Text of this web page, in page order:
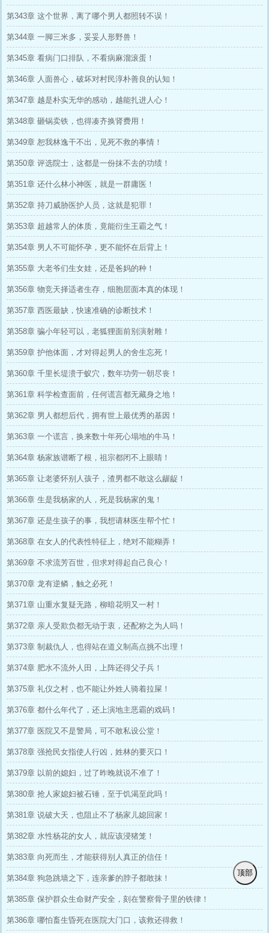
第343章 这个世界，离了哪个男人都照转不误！
第344章 一脚三米多，妥妥人形野兽！
第345章 看病门口排队，不看病麻溜滚蛋！
第346章 人面兽心，破坏对村民淳朴善良的认知！
第347章 越是朴实无华的感动，越能扎进人心！
第348章 砸锅卖铁，也得凑齐换肾费用！
第349章 恕我林逸干不出，见死不救的事情！
第350章 评选院士，这都是一份抹不去的功绩！
第351章 还什么林小神医，就是一群庸医！
第352章 持刀威胁医护人员，这就是犯罪！
第353章 超越常人的体质，竟能衍生王霸之气！
第354章 男人不可能怀孕，更不能怀在后背上！
第355章 大老爷们生女娃，还是爸妈的种！
第356章 物竞天择适者生存，细胞层面本真的体现！
第357章 西医最缺，快速准确的诊断技术！
第358章 骗小年轻可以，老狐狸面前别演射雕！
第359章 护他体面，才对得起男人的舍生忘死！
第360章 千里长堤溃于蚁穴，数年功劳一朝尽丧！
第361章 科学检查面前，任何谎言都无藏身之地！
第362章 男人都想后代，拥有世上最优秀的基因！
第363章 一个谎言，换来数十年死心塌地的牛马！
第364章 杨家族谱断了根，祖宗都闭不上眼睛！
第365章 让老婆怀别人孩子，渣男都不敢这么龌龊！
第366章 生是我杨家的人，死是我杨家的鬼！
第367章 还是生孩子的事，我想请林医生帮个忙！
第368章 在女人的代表性特征上，绝对不能糊弄！
第369章 不求流芳百世，但求对得起自己良心！
第370章 龙有逆鳞，触之必死！
第371章 山重水复疑无路，柳暗花明又一村！
第372章 亲人受欺负都无动于衷，还配称之为人吗！
第373章 制裁仇人，也得站在道义制高点挑不出理！
第374章 肥水不流外人田，上阵还得父子兵！
第375章 礼仪之村，也不能让外姓人骑着拉屎！
第376章 都什么年代了，还上演地主恶霸的戏码！
第377章 医院又不是警局，可不敢私设公堂！
第378章 强抢民女指使人行凶，姓林的要灭口！
第379章 以前的媳妇，过了昨晚就说不准了！
第380章 抢人家媳妇被石锤，至于饥渴至此吗！
第381章 说破大天，也阻止不了杨家儿媳回家！
第382章 水性杨花的女人，就应该浸猪笼！
第383章 向死而生，才能获得别人真正的信任！
第384章 狗急跳墙之下，连亲爹的脖子都敢抹！
第385章 保护群众生命财产安全，刻在警察骨子里的铁律！
第386章 哪怕畜生昏死在医院大门口，该救还得救！
顶部